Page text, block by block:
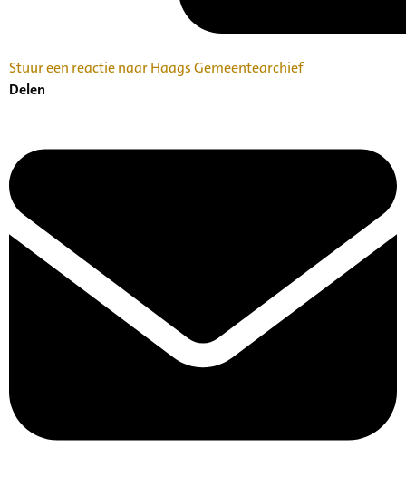
Stuur een reactie naar Haags Gemeentearchief
Delen